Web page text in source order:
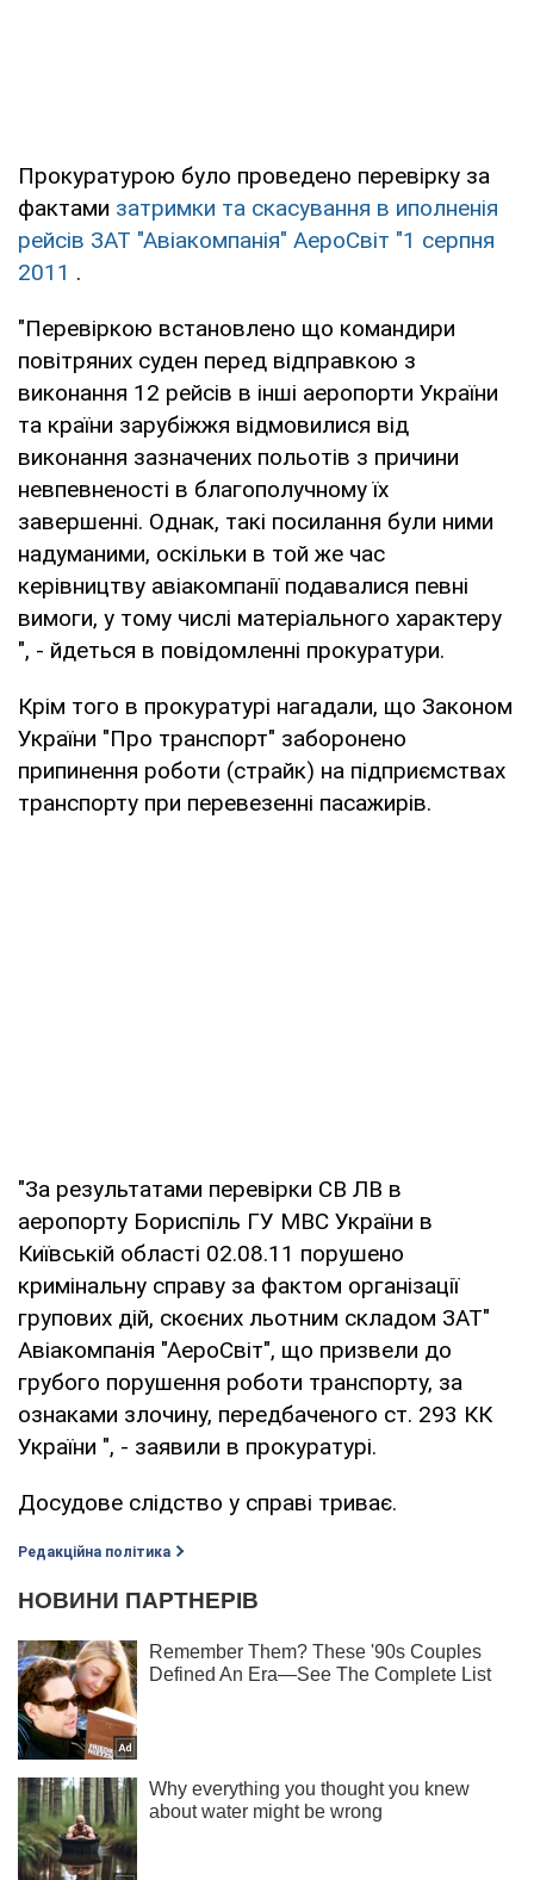
Прокуратурою було проведено перевірку за
фактами затримки та скасування в иполненія
рейсів ЗАТ "Авіакомпанія" АероСвіт "1 серпня
2011 .
"Перевіркою встановлено що командири
повітряних суден перед відправкою з
виконання 12 рейсів в інші аеропорти України
та країни зарубіжжя відмовилися від
виконання зазначених польотів з причини
невпевненості в благополучному їх
завершенні. Однак, такі посилання були ними
надуманими, оскільки в той же час
керівництву авіакомпанії подавалися певні
вимоги, у тому числі матеріального характеру
", - йдеться в повідомленні прокуратури.
Крім того в прокуратурі нагадали, що Законом
України "Про транспорт" заборонено
припинення роботи (страйк) на підприємствах
транспорту при перевезенні пасажирів.
"За результатами перевірки СВ ЛВ в
аеропорту Бориспіль ГУ МВС України в
Київській області 02.08.11 порушено
кримінальну справу за фактом організації
групових дій, скоєних льотним складом ЗАТ"
Авіакомпанія "АероСвіт", що призвели до
грубого порушення роботи транспорту, за
ознаками злочину, передбаченого ст. 293 КК
України ", - заявили в прокуратурі.
Досудове слідство у справі триває.
Редакційна політика